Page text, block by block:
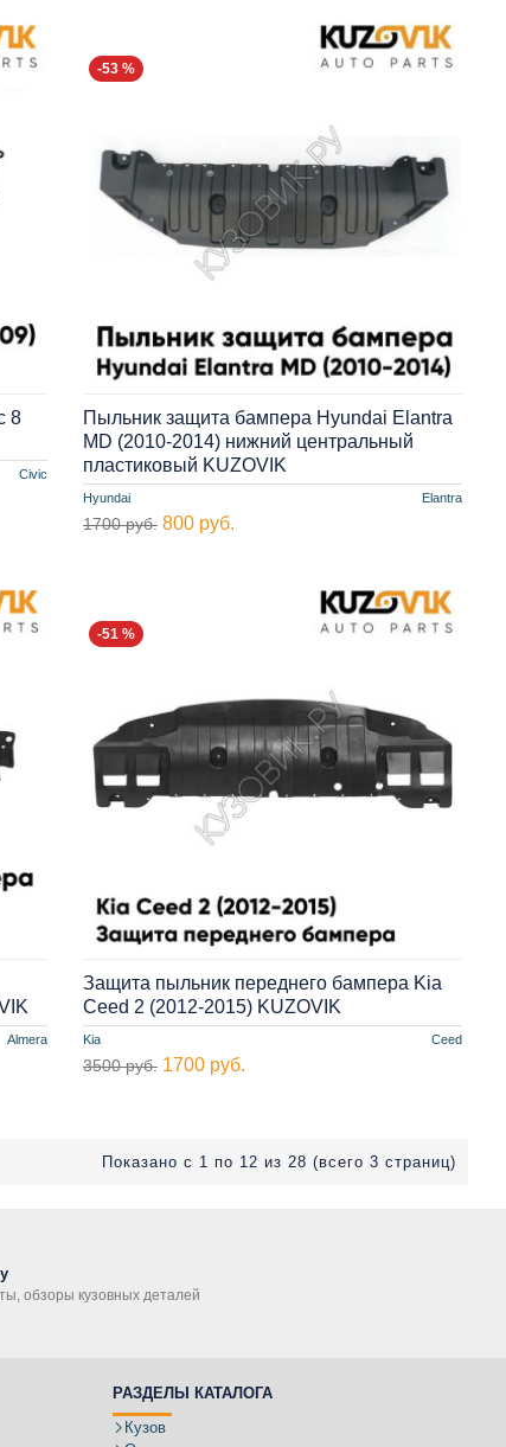
Civic
8
-53 %
Hyundai Elantra
Пыльник защита бампера Hyundai Elantra
MD (2010-2014) нижний центральный
пластиковый KUZOVIK
1700 руб. 800 руб.
Almera
-51 %
Kia Ceed
Защита пыльник переднего бампера Kia
Ceed 2 (2012-2015) KUZOVIK
3500 руб. 1700 руб.
Показано с 1 по 12 из 28 (всего 3 страниц)
обзоры кузовных деталей
РАЗДЕЛЫ КАТАЛОГА
Кузов